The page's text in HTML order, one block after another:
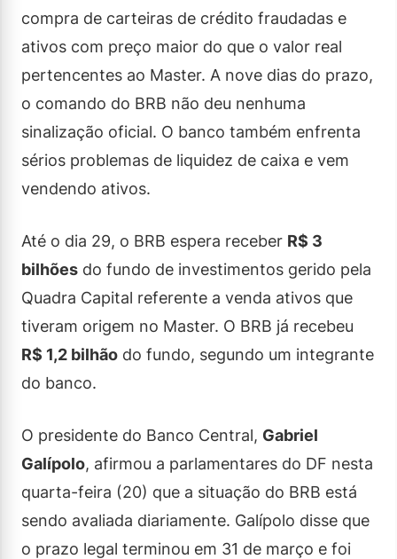
compra de carteiras de crédito fraudadas e
ativos com preço maior do que o valor real
pertencentes ao Master. A nove dias do prazo,
o comando do BRB não deu nenhuma
sinalização oficial. O banco também enfrenta
sérios problemas de liquidez de caixa e vem
vendendo ativos.
Até o dia 29, o BRB espera receber R$ 3
bilhões do fundo de investimentos gerido pela
Quadra Capital referente a venda ativos que
tiveram origem no Master. O BRB já recebeu
R$ 1,2 bilhão do fundo, segundo um integrante
do banco.
O presidente do Banco Central, Gabriel
Galípolo, afirmou a parlamentares do DF nesta
quarta-feira (20) que a situação do BRB está
sendo avaliada diariamente. Galípolo disse que
o prazo legal terminou em 31 de março e foi